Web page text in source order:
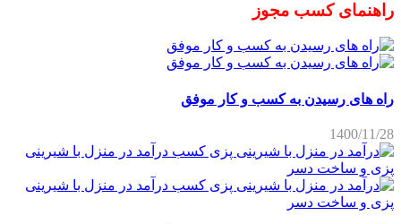
راهنمای کسب مجوز
راه های رسیدن به کسب و کار موفق
1400/11/28